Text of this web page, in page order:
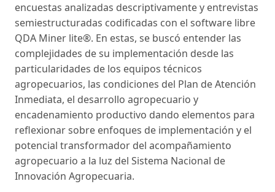
encuestas analizadas descriptivamente y entrevistas
semiestructuradas codificadas con el software libre
QDA Miner lite®. En estas, se buscó entender las
complejidades de su implementación desde las
particularidades de los equipos técnicos
agropecuarios, las condiciones del Plan de Atención
Inmediata, el desarrollo agropecuario y
encadenamiento productivo dando elementos para
reflexionar sobre enfoques de implementación y el
potencial transformador del acompañamiento
agropecuario a la luz del Sistema Nacional de
Innovación Agropecuaria.